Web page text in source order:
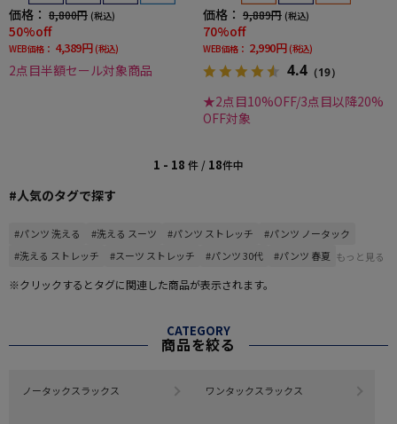
価格： 8,800円 (税込)
50%off
WEB価格： 4,389円 (税込)
2点目半額セール対象商品
価格： 9,889円 (税込)
70%off
WEB価格： 2,990円 (税込)
4.4 （19）
★2点目10%OFF/3点目以降20%
OFF対象
1 - 18 件 / 18件中
#人気のタグで探す
#パンツ 洗える #洗える スーツ #パンツ ストレッチ
#パンツ ノータック
#洗える ストレッチ
#スーツ ストレッチ #パンツ 30代 #パンツ 春夏 もっと見る
※クリックするとタグに関連した商品が表示されます。
CATEGORY
商品を絞る
ノータックスラックス ワンタックスラックス